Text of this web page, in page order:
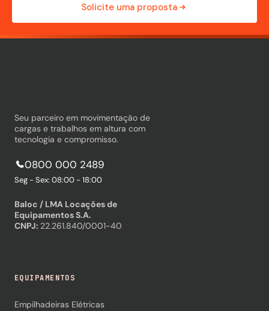
Solicite uma proposta
Seu parceiro em movimentação de
cargas e trabalhos em altura com
tecnologia e compromisso.
0800 000 2489
Seg - Sex: 08:00 - 18:00
Baloc / LMA Locações de
Equipamentos S.A.
CNPJ: 22.261.840/0001-40
EQUIPAMENTOS
Empilhadeiras Elétricas